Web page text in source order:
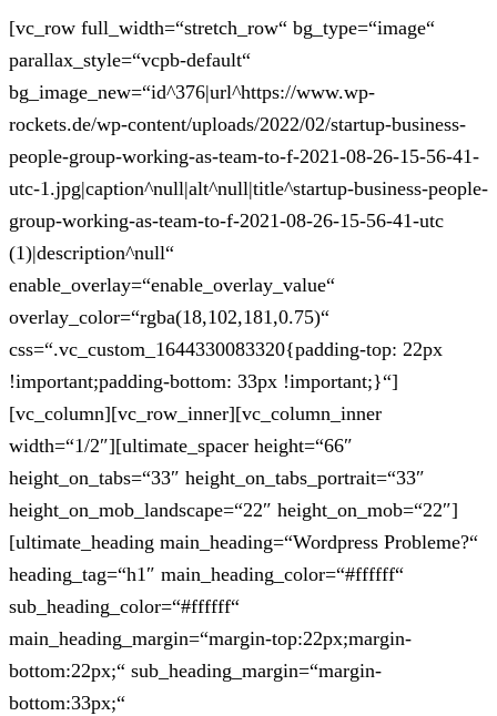
[vc_row full_width=“stretch_row“ bg_type=“image“
parallax_style=“vcpb-default“
bg_image_new=“id^376|url^https://www.wp-
rockets.de/wp-content/uploads/2022/02/startup-business-
people-group-working-as-team-to-f-2021-08-26-15-56-41-
utc-1.jpg|caption^null|alt^null|title^startup-business-people-
group-working-as-team-to-f-2021-08-26-15-56-41-utc
(1)|description^null“
enable_overlay=“enable_overlay_value“
overlay_color=“rgba(18,102,181,0.75)“
css=“.vc_custom_1644330083320{padding-top: 22px
!important;padding-bottom: 33px !important;}“]
[vc_column][vc_row_inner][vc_column_inner
width=“1/2″][ultimate_spacer height=“66″
height_on_tabs=“33″ height_on_tabs_portrait=“33″
height_on_mob_landscape=“22″ height_on_mob=“22″]
[ultimate_heading main_heading=“Wordpress Probleme?“
heading_tag=“h1″ main_heading_color=“#ffffff“
sub_heading_color=“#ffffff“
main_heading_margin=“margin-top:22px;margin-
bottom:22px;“ sub_heading_margin=“margin-
bottom:33px;“